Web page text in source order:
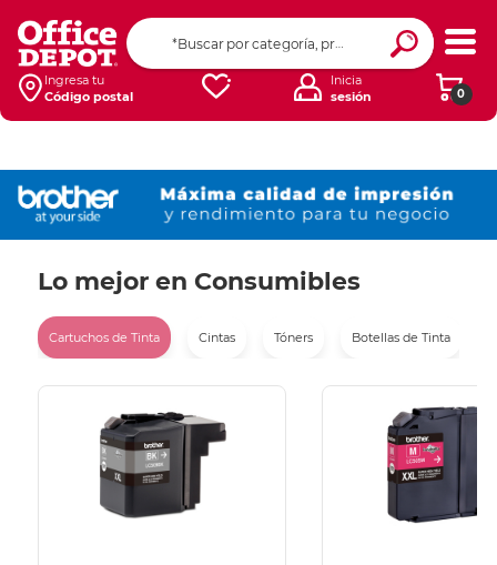
Ingresa tu
Código postal
0
Inicia
sesión
Lo mejor en Consumibles
Cartuchos de Tinta Cintas Tóners Botellas de Tinta